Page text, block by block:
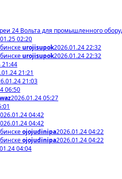
24 Вольта для промышленного
02:20
urojisupok2026.01.24 22:32
urojisupok2026.01.24 22:32
21:44
21:21
21:03
06:50
2026.01.24 05:27
04:42
04:42
ojojudinipa2026.01.24 04:22
ojojudinipa2026.01.24 04:22
04:04